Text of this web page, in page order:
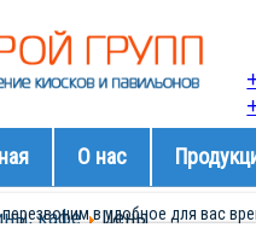
в удобное для вас
О нас
кафе Цены